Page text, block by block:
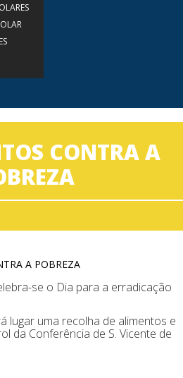
CONTRA A
se o Dia para a erradicação
lugar uma recolha de alimentos e
da Conferência de S. Vicente de